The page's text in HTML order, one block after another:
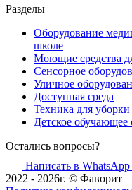
Разделы
Оборудование
школе
Моющие средства
Сенсорное
Уличное
Доступная среда
Техника для
Детское
Остались вопросы?
Написать в WhatsApp
2022 - 2026г. © Фаворит